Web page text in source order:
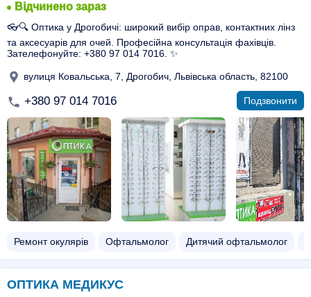
Відчинено зараз
👓🔍 Оптика у Дрогобичі: широкий вибір оправ, контактних лінз
та аксесуарів для очей. Професійна консультація фахівців.
Зателефонуйте: +380 97 014 7016. ✨
вулиця Ковальська, 7, Дрогобич, Львівська область, 82100
+380 97 014 7016 Подзвонити
Ремонт окулярів Офтальмолог Дитячий офтальмолог
ОПТИКА МЕДИКУС